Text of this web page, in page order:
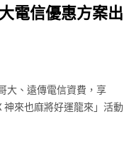
電信優惠方案出
大、遠傳電信資費，享
神來也麻將好運龍來」活動